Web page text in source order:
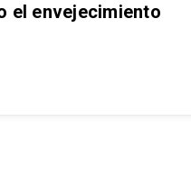
el envejecimiento